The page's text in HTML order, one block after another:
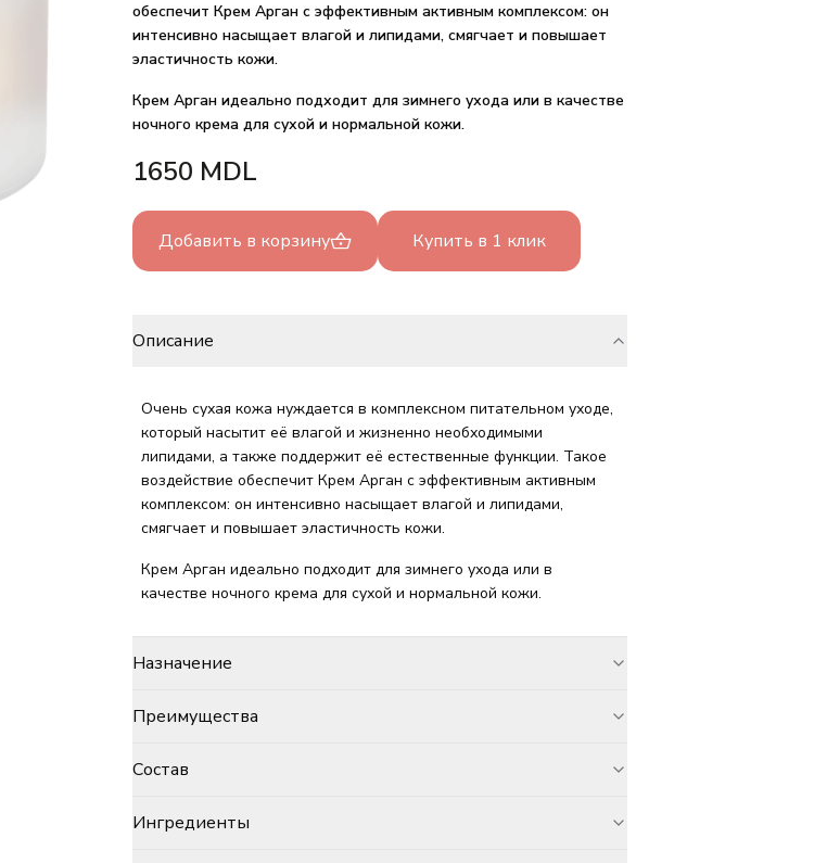
обеспечит Крем Арган с эффективным активным комплексом: он
интенсивно насыщает влагой и липидами, смягчает и повышает
эластичность кожи.
Крем Арган идеально подходит для зимнего ухода или в качестве
ночного крема для сухой и нормальной кожи.
1650 MDL
Добавить в корзину Купить в 1 клик
Описание
Очень сухая кожа нуждается в комплексном питательном уходе,
который насытит её влагой и жизненно необходимыми
липидами, а также поддержит её естественные функции. Такое
воздействие обеспечит Крем Арган с эффективным активным
комплексом: он интенсивно насыщает влагой и липидами,
смягчает и повышает эластичность кожи.
Крем Арган идеально подходит для зимнего ухода или в
качестве ночного крема для сухой и нормальной кожи.
Назначение
Преимущества
Состав
Ингредиенты